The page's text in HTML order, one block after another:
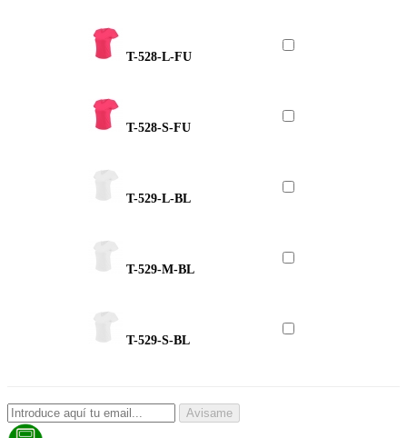
T-528-L-FU
T-528-S-FU
T-529-L-BL
T-529-M-BL
T-529-S-BL
Avisame